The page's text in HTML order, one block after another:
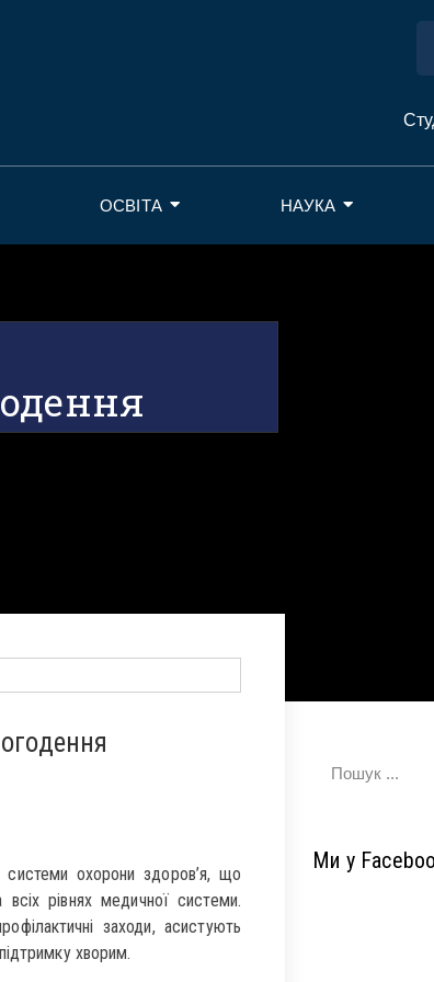
ОСВІТА НАУКА
охорони здоров’я, що
рівнях медичної системи.
заходи, асистують
хворим.
Ми у